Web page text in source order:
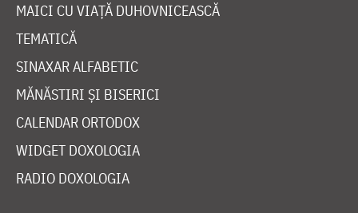
MAICI CU VIAȚĂ DUHOVNICEASCĂ
TEMATICĂ
SINAXAR ALFABETIC
MĂNĂSTIRI ȘI BISERICI
CALENDAR ORTODOX
WIDGET DOXOLOGIA
RADIO DOXOLOGIA